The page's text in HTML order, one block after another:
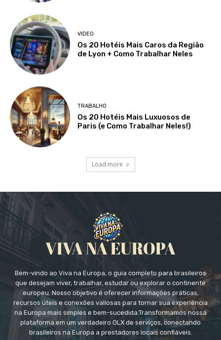
VIDEO
Os 20 Hotéis Mais Caros da Região
de Lyon + Como Trabalhar Neles
TRABALHO
Os 20 Hotéis Mais Luxuosos de
Paris (e Como Trabalhar Neles!)
Load more
Bem-vindo ao Viva na Europa, o guia completo para brasileiros
que desejam viver, trabalhar, estudar ou explorar o continente
europeu. Nosso objetivo é oferecer informações práticas,
recursos úteis e conexões valiosas para tornar sua experiência
na Europa mais simples e bem-sucedida.Transformamos nossa
plataforma em um verdadeiro OLX de serviços, conectando
brasileiros na Europa a prestadores locais confiáveis.